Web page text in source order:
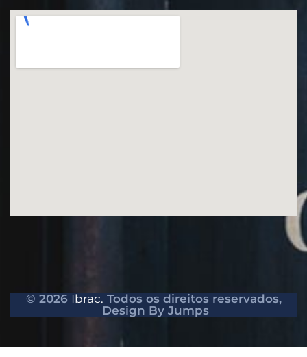
© 2026 Ibrac. Todos os direitos reservados,
Design By Jumps